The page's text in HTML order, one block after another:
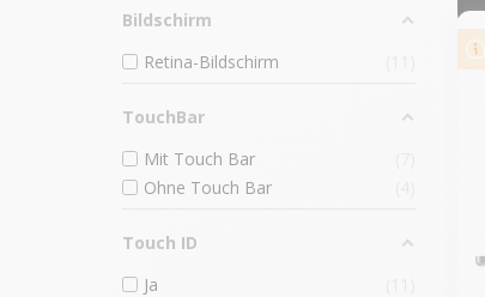
Bildschirm
Retina-Bildschirm
TouchBar
Mit Touch Bar
Ohne Touch Bar
Touch ID
Ja